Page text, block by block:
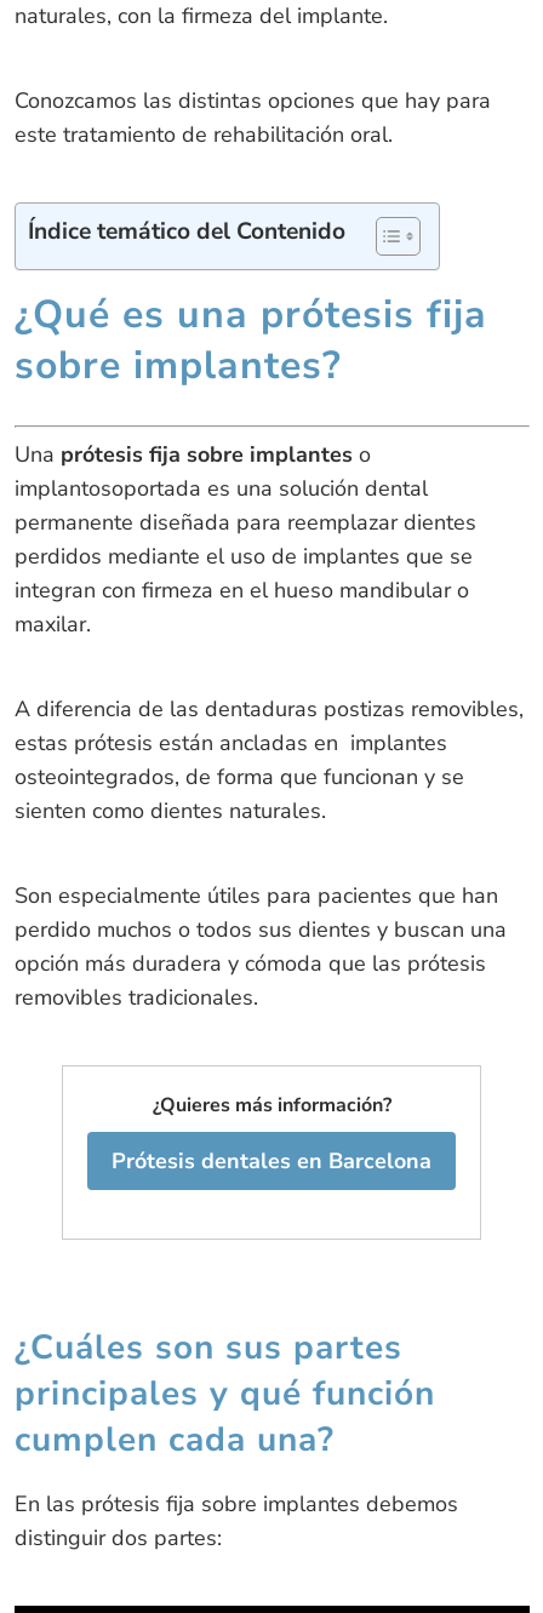
naturales, con la firmeza del implante.
Conozcamos las distintas opciones que hay para
este tratamiento de rehabilitación oral.
Índice temático del Contenido
¿Qué es una prótesis fija
sobre implantes?
Una prótesis fija sobre implanteso
implantosoportada es una solución dental
permanente diseñada para reemplazar dientes
perdidos mediante el uso de implantes que se
integran con firmeza en el hueso mandibular o
maxilar.
A diferencia de las dentaduras postizas removibles,
estas prótesis están ancladas en implantes
osteointegrados, de forma que funcionan y se
sienten como dientes naturales.
Son especialmente útiles para pacientes que han
perdido muchos o todos sus dientes y buscan una
opción más duradera y cómoda que las prótesis
removibles tradicionales.
¿Quieres más información?
Prótesis dentales en Barcelona
¿Cuáles son sus partes
principales y qué función
cumplen cada una?
En las prótesis fija sobre implantes debemos
distinguir dos partes: